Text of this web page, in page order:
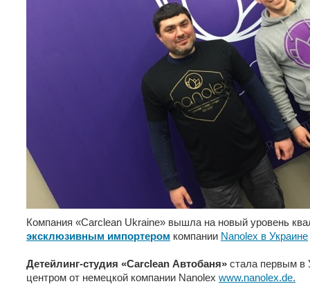
Компания «Carclean Ukraine» вышла на новый уровень
эксклюзивным импортером компании Nanolex в Украине
Детейлинг-студия «Carclean Автобаня» стала первым в
центром от немецкой компании Nanolex www.nanolex.de.